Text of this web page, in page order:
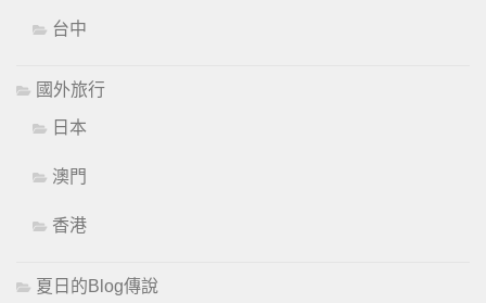
台中
國外旅行
日本
澳門
香港
夏日的Blog傳說